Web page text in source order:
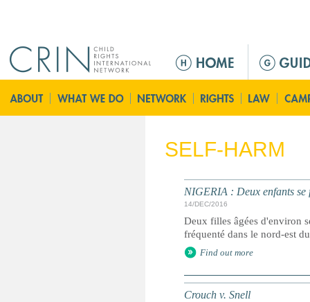
u
p
i
SELF-HARM
NIGERIA : Deux enfants se
14/DEC/2016
Deux filles âgées d'environ
fréquenté dans le nord-est
Find out more
Crouch v. Snell